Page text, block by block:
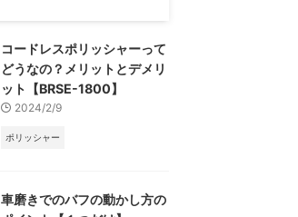
コードレスポリッシャーって
どうなの？メリットとデメリ
ット【BRSE-1800】
2024/2/9
ポリッシャー
車磨きでのバフの動かし方の